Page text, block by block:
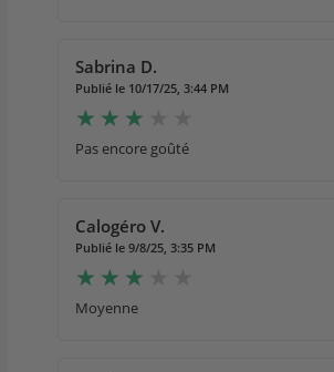
Sabrina D.
Publié le 10/17/25, 3:44 PM
Pas encore goûté
Calogéro V.
Publié le 9/8/25, 3:35 PM
Moyenne